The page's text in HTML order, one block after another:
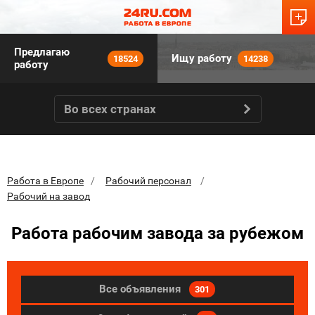
Предлагаю
работу
18524 Ищу работу 14238
Во всех странах
Работа в Европе
Рабочий персонал
Рабочий на завод
Работа рабочим завода за рубежом
Все объявления 301